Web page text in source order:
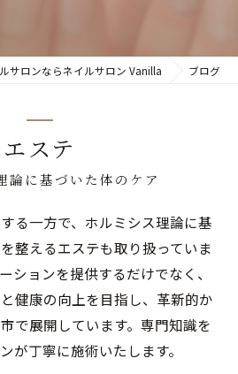
サロンならネイルサロン Vanilla ブログ
エステ
論に基づいた体のケア
る一方で、ホルミシス理論に基
整えるエステも取り扱っていま
ションを提供するだけでなく、
健康の向上を目指し、革新的か
で展開しています。専門知識を
が丁寧に施術いたします。